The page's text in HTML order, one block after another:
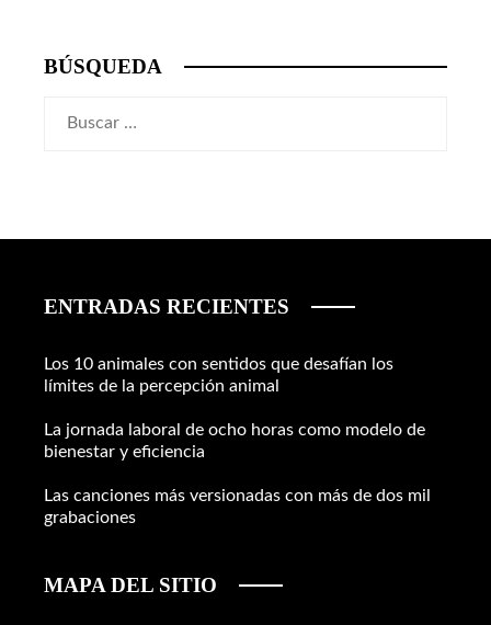
BÚSQUEDA
ENTRADAS RECIENTES
Los 10 animales con sentidos que desafían los
límites de la percepción animal
La jornada laboral de ocho horas como modelo de
bienestar y eficiencia
Las canciones más versionadas con más de dos mil
grabaciones
MAPA DEL SITIO